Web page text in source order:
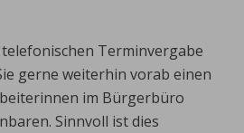
telefonischen Terminvergabe
gerne weiterhin vorab einen
im Bürgerbüro
Sinnvoll ist dies